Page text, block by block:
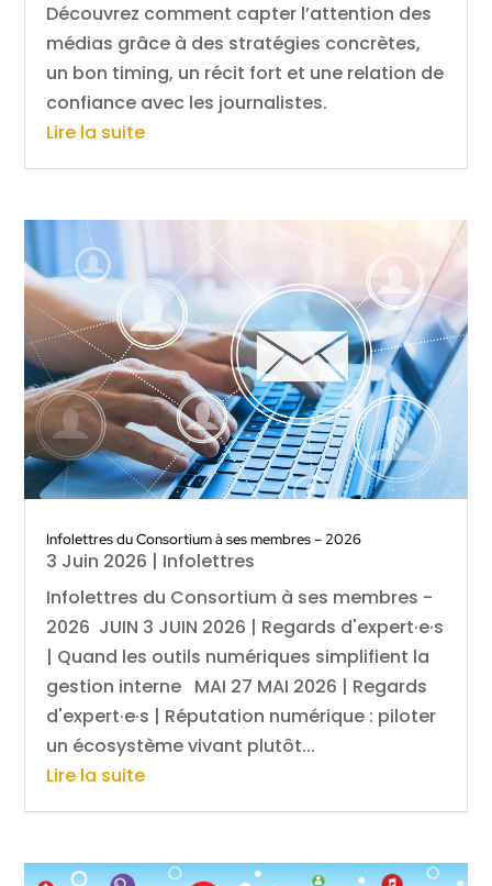
Découvrez comment capter l’attention des
médias grâce à des stratégies concrètes,
un bon timing, un récit fort et une relation de
confiance avec les journalistes.
Lire la suite
Infolettres du Consortium à ses membres – 2026
3 Juin 2026 | Infolettres
Infolettres du Consortium à ses membres -
2026 JUIN 3 JUIN 2026 | Regards d'expert·e·s
| Quand les outils numériques simplifient la
gestion interne MAI 27 MAI 2026 | Regards
d'expert·e·s | Réputation numérique : piloter
un écosystème vivant plutôt...
Lire la suite